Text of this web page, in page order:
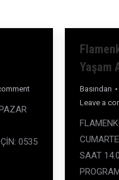
0535
Yaşam
Basından
Leave a
SAAT